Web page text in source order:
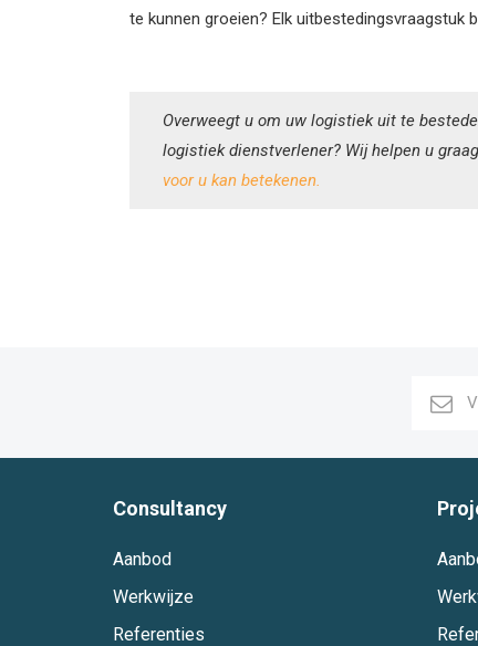
te kunnen groeien? Elk uitbestedingsvraagstuk
Overweegt u om uw logistiek uit te
logistiek dienstverlener? Wij helpen u
voor u kan betekenen.
Consultancy
Aanbod
Werkwijze
Referenties